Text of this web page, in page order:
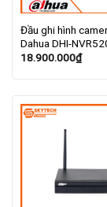
Đầu ghi hình
Dahua DHI-
18.900.000₫